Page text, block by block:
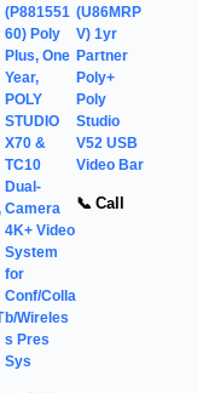
(P881551
60) Poly
Plus, One
Year,
POLY
STUDIO
X70 &
TC10
Dual-
Camera
4K+ Video
System
for
Conf/Colla
b/Wireles
s Pres
Sys
(U86MRP
V) 1yr
Partner
Poly+
Poly
Studio
V52 USB
Video Bar
📞 Call